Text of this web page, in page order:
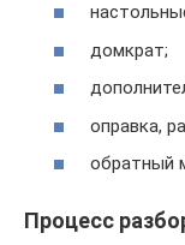
домкрат;
оправка,
обратный
Процесс